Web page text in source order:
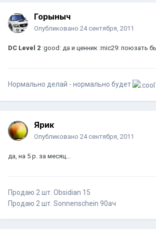
Горыныч
Опубликовано 24 сентября, 2011
DC Level 2 :good: да и ценник :mic29: поюзать
Нормально делай - нормально будет
Ярик
Опубликовано 24 сентября, 2011
да, на 5 р. за месяц...
Продаю 2 шт. Obsidian 15
Продаю 2 шт. Sonnenschein 90ач